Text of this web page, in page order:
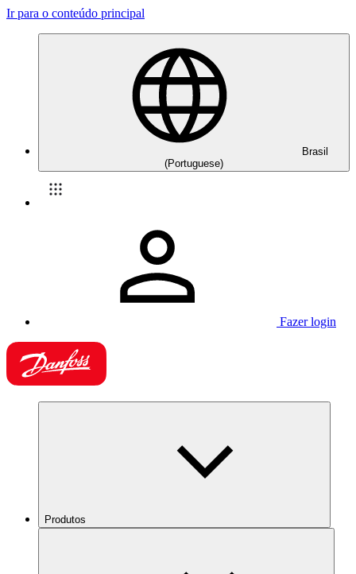
Ir para o conteúdo principal
Brasil
(Portuguese)
Fazer login
Produtos